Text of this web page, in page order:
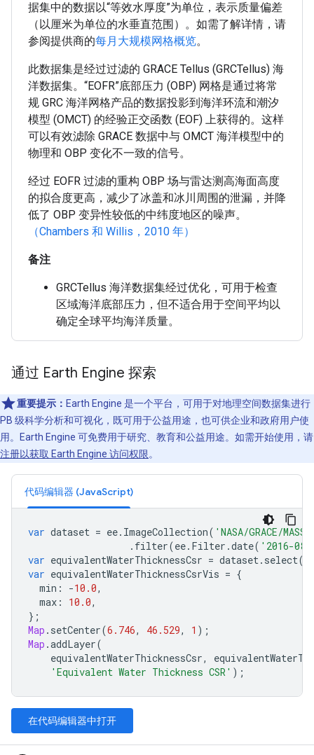
据集中的数据以“等效水厚度”为单位，表示质量偏差
（以厘米为单位的水垂直范围）。如需了解详情，请
参阅提供商的每月大规模网格概览。
此数据集是经过过滤的 GRACE Tellus (GRCTellus) 海
洋数据集。“EOFR”底部压力 (OBP) 网格是通过将常
规 GRC 海洋网格产品的数据投影到海洋环流和潮汐
模型 (OMCT) 的经验正交函数 (EOF) 上获得的。这样
可以有效滤除 GRACE 数据中与 OMCT 海洋模型中的
物理和 OBP 变化不一致的信号。
经过 EOFR 过滤的重构 OBP 场与雷达测高海面高度
的拟合度更高，减少了冰盖和冰川周围的泄漏，并降
低了 OBP 变异性较低的中纬度地区的噪声。
（Chambers 和 Willis，2010 年）
备注
GRCTellus 海洋数据集经过优化，可用于检查
区域海洋底部压力，但不适合用于空间平均以
确定全球平均海洋质量。
通过 Earth Engine 探索
重要提示： Earth Engine 是一个平台，可用于对地理空间数据集进行
PB 级科学分析和可视化，既可用于公益用途，也可供企业和政府用户使
用。Earth Engine 可免费用于研究、教育和公益用途。如需开始使用，请
注册以获取 Earth Engine 访问权限。
代码编辑器 (JavaScript)
var dataset = ee. ImageCollection( 'NASA/GRACE/
. filter(ee. Filter .date( '2016-
var equivalentWaterThicknessCsr = dataset. select(
var equivalentWaterThicknessCsrVis = {
min : -10.0,
max : 10.0,
};
Map . setCenter(6.746, 46.529, 1 );
Map .addLayer(
equivalentWaterThicknessCsr,
'Equivalent Water Thickness CSR' );
在代码编辑器中打开